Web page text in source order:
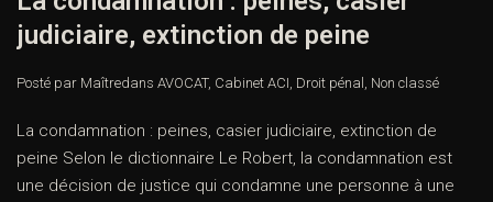
judiciaire, extinction de peine
Posté par Maîtredans AVOCAT, Cabinet ACI, Droit pénal , Non classé
La condamnation : peines, casier judiciaire, extinction de
peine Selon le dictionnaire Le Robert, la condamnation est
une décision de justice qui condamne une personne à une